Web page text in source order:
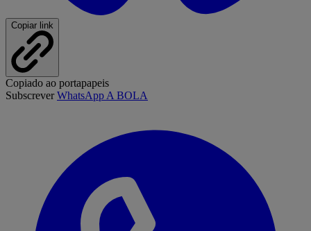
Copiar link
Copiado ao portapapeis
SubscreverWhatsApp A BOLA